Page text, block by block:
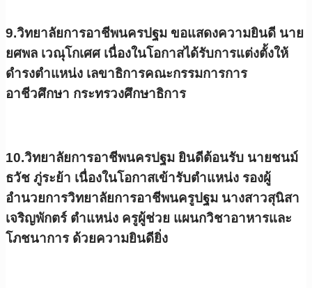
9.วิทยาลัยการอาชีพนครปฐม ขอแสดงความยินดี นาย
ยศพล เวณุโกเศศ เนื่องในโอกาสได้รับการแต่งตั้งให้
ดำรงตำแหน่ง เลขาธิการคณะกรรมการการ
อาชีวศึกษา กระทรวงศึกษาธิการ
10.วิทยาลัยการอาชีพนครปฐม ยินดีต้อนรับ นายชนม์
ธวัช ภู่ระย้า เนื่องในโอกาสเข้ารับตำแหน่ง รองผู้
อำนวยการวิทยาลัยการอาชีพนครูปฐม นางสาวสุนิสา
เจริญพักตร์ ตำแหน่ง ครูผู้ช่วย แผนกวิชาอาหารและ
โภชนาการ ด้วยความยินดียิ่ง